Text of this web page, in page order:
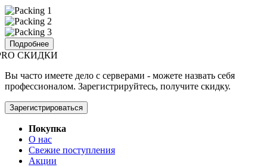
Подробнее
СКИДКИ
Вы часто имеете дело с серверами - можете назвать себя
профессионалом. Зарегистрируйтесь, получите скидку.
Зарегистрироваться
Покупка
О нас
Свежие поступления
Акции